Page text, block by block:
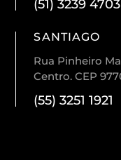
(51) 3239 4703
SANTIAGO
Rua Pinheiro
Centro. CEP
(55) 3251 1921